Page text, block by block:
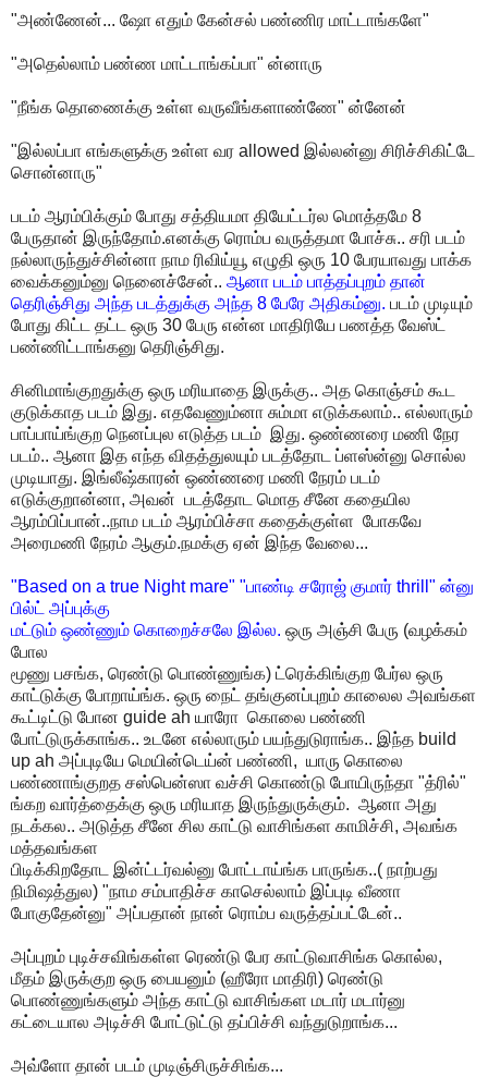
"அண்ணேன்... ஷோ எதும் கேன்சல் பண்ணிர மாட்டாங்களே"
"அதெல்லாம் பண்ண மாட்டாங்கப்பா" ன்னாரு
"நீங்க தொணைக்கு உள்ள வருவீங்களாண்ணே" ன்னேன்
"இல்லப்பா எங்களுக்கு உள்ள வர allowed இல்லன்னு சிரிச்சிகிட்டே
சொன்னாரு"
படம் ஆரம்பிக்கும் போது சத்தியமா தியேட்டர்ல மொத்தமே 8
பேருதான் இருந்தோம்.எனக்கு ரொம்ப வருத்தமா போச்சு.. சரி படம்
நல்லாருந்துச்சின்னா நாம ரிவிய்யூ எழுதி ஒரு 10 பேரயாவது பாக்க
வைக்கனும்னு நெனைச்சேன்.. ஆனா படம் பாத்தப்புறம் தான்
தெரிஞ்சிது அந்த படத்துக்கு அந்த 8 பேரே அதிகம்னு. படம் முடியும்
போது கிட்ட தட்ட ஒரு 30 பேரு என்ன மாதிரியே பணத்த வேஸ்ட்
பண்ணிட்டாங்கனு தெரிஞ்சிது.
சினிமாங்குறதுக்கு ஒரு மரியாதை இருக்கு.. அத கொஞ்சம் கூட
குடுக்காத படம் இது. எதவேணும்னா சும்மா எடுக்கலாம்.. எல்லாரும்
பாப்பாய்ங்குற நெனப்புல எடுத்த படம் இது. ஒண்ணரை மணி நேர
படம்.. ஆனா இத எந்த விதத்துலயும் படத்தோட ப்ளஸ்ன்னு சொல்ல
முடியாது. இங்லீஷ்காரன் ஒண்ணரை மணி நேரம் படம்
எடுக்குறான்னா, அவன் படத்தோட மொத சீனே கதையில
ஆரம்பிப்பான்..நாம படம் ஆரம்பிச்சா கதைக்குள்ள போகவே
அரைமணி நேரம் ஆகும்.நமக்கு ஏன் இந்த வேலை...
"Based on a true Night mare" "பாண்டி சரோஜ் குமார் thrill" ன்னு
பில்ட் அப்புக்கு
மட்டும் ஒண்ணும் கொறைச்சலே இல்ல. ஒரு அஞ்சி பேரு (வழக்கம்
போல
மூணு பசங்க, ரெண்டு பொண்ணுங்க) ட்ரெக்கிங்குற பேர்ல ஒரு
காட்டுக்கு போறாய்ங்க. ஒரு நைட் தங்குனப்புறம் காலைல அவங்கள
கூட்டிட்டு போன guide ah யாரோ கொலை பண்ணி
போட்டுருக்காங்க.. உடனே எல்லாரும் பயந்துடுராங்க.. இந்த build
up ah அப்புடியே மெயின்டெய்ன் பண்ணி, யாரு கொலை
பண்ணாங்குறத சஸ்பென்ஸா வச்சி கொண்டு போயிருந்தா "த்ரில்"
ங்கற வார்த்தைக்கு ஒரு மரியாத இருந்துருக்கும். ஆனா அது
நடக்கல.. அடுத்த சீனே சில காட்டு வாசிங்கள காமிச்சி, அவங்க
மத்தவங்கள
பிடிக்கிறதோட இன்ட்டர்வல்னு போட்டாய்ங்க பாருங்க..( நாற்பது
நிமிஷத்துல) "நாம சம்பாதிச்ச காசெல்லாம் இப்புடி வீணா
போகுதேன்னு" அப்பதான் நான் ரொம்ப வருத்தப்பட்டேன்..
அப்புறம் புடிச்சவிங்கள்ள ரெண்டு பேர காட்டுவாசிங்க கொல்ல,
மீதம் இருக்குற ஒரு பையனும் (ஹீரோ மாதிரி) ரெண்டு
பொண்ணுங்களும் அந்த காட்டு வாசிங்கள மடார் மடார்னு
கட்டையால அடிச்சி போட்டுட்டு தப்பிச்சி வந்துடுறாங்க...
அவ்ளோ தான் படம் முடிஞ்சிருச்சிங்க...